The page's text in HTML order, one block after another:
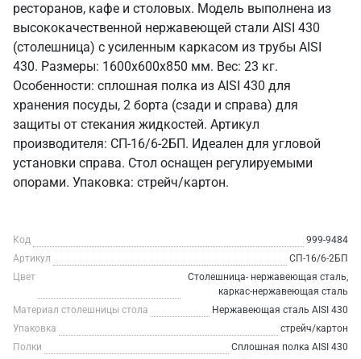
ресторанов, кафе и столовых. Модель выполнена из
высококачественной нержавеющей стали AISI 430
(столешница) с усиленным каркасом из трубы AISI
430. Размеры: 1600x600x850 мм. Вес: 23 кг.
Особенности: сплошная полка из AISI 430 для
хранения посуды, 2 борта (сзади и справа) для
защиты от стекания жидкостей. Артикул
производителя: СП-16/6-2БП. Идеален для угловой
установки справа. Стол оснащен регулируемыми
опорами. Упаковка: стрейч/картон.
Код
999-9484
Артикул
СП-16/6-2БП
Цвет
Столешница- нержавеющая сталь,
каркас-нержавеющая сталь
Материал столешницы стола
Нержавеющая сталь AISI 430
Упаковка
стрейч/картон
Полки
Сплошная полка AISI 430